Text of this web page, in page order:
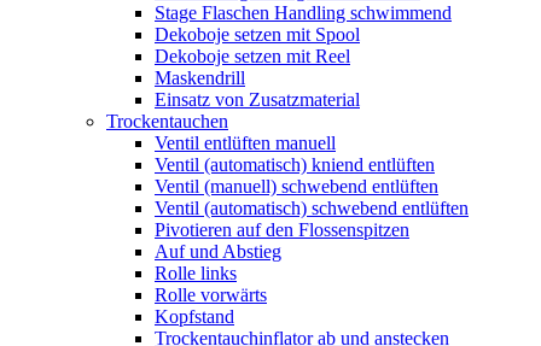
Stage Flaschen Handling schwimmend
Dekoboje setzen mit Spool
Dekoboje setzen mit Reel
Maskendrill
Einsatz von Zusatzmaterial
Trockentauchen
Ventil entlüften manuell
Ventil (automatisch) kniend entlüften
Ventil (manuell) schwebend entlüften
Ventil (automatisch) schwebend entlüften
Pivotieren auf den Flossenspitzen
Auf und Abstieg
Rolle links
Rolle vorwärts
Kopfstand
Trockentauchinflator ab und anstecken